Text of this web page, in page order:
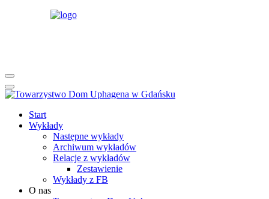
Start
Wykłady
Następne wykłady
Archiwum wykładów
Relacje z wykładów
Zestawienie
Wykłady z FB
O nas